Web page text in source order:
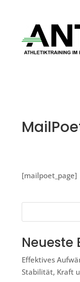
[mailpoet_page]
Neueste
Effektives
Stabilität, Kraft